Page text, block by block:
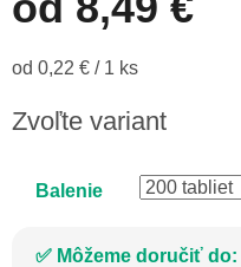
Jednotková
od 0,22 € / 1 ks
Zvoľte variant
Balenie
Môžeme doručiť do: